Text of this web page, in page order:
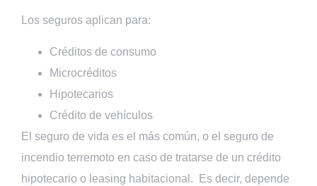
Los seguros aplican para:
Créditos de consumo
Microcréditos
Hipotecarios
Crédito de vehículos
El seguro de vida es el más común, o el seguro de
incendio terremoto en caso de tratarse de un crédito
hipotecario o leasing habitacional. Es decir, depende